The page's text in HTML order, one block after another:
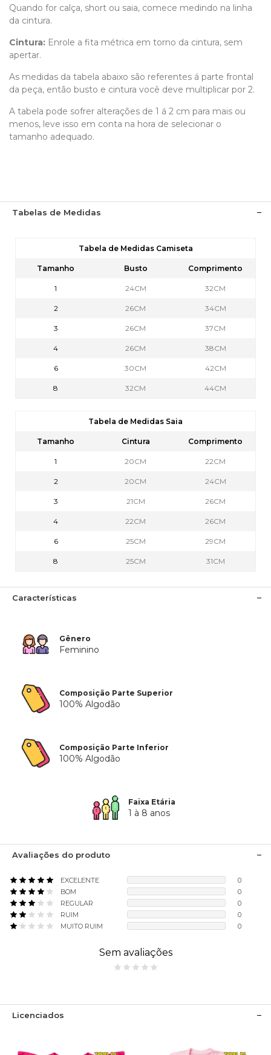
Quando for calça, short ou saia, comece medindo na linha
da cintura.
Cintura: Enrole a fita métrica em torno da cintura, sem
apertar.
As medidas da tabela abaixo são referentes á parte frontal
da peça, então busto e cintura você deve multiplicar por 2.
A tabela pode sofrer alterações de 1 á 2 cm para mais ou
menos, leve isso em conta na hora de selecionar o
tamanho adequado.
Tabelas de Medidas
Tabela de Medidas Camiseta
Tamanho Busto Comprimento
1 24CM 32CM
2 26CM 34CM
3 26CM 37CM
4 26CM 38CM
6 30CM 42CM
8 32CM 44CM
Tabela de Medidas Saia
Tamanho Cintura Comprimento
1 20CM 22CM
2 20CM 24CM
3 21CM 26CM
4 22CM 26CM
6 25CM 29CM
8 25CM 31CM
Características
Gênero
Feminino
Composição Parte Superior
100% Algodão
Composição Parte Inferior
100% Algodão
Faixa Etária
1 à 8 anos
Avaliações do produto
EXCELENTE
0
BOM
0
REGULAR
0
RUIM
0
MUITO RUIM
0
Sem avaliações
Licenciados